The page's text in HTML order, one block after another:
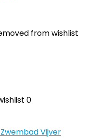
from wishlist
0